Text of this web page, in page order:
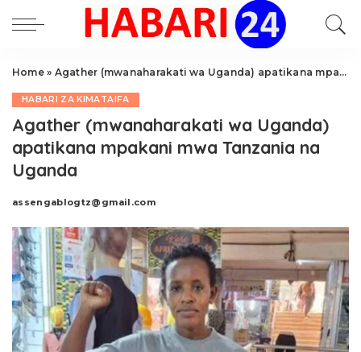
Home» Agather (mwanaharakati wa Uganda) apatikana mpakani mwa Tanzania na Uganda
HABARI ZA KIMATAIFA
Agather (mwanaharakati wa Uganda)
apatikana mpakani mwa Tanzania na
Uganda
Posted
assengablogtz@gmail.com